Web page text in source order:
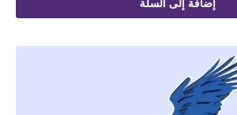
إضافة إلى السلة